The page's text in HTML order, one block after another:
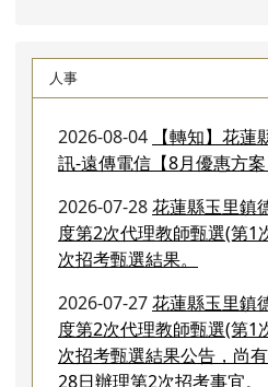
人事
2026-08-04
【轉知】花
訊-遠傳電信【8月優惠方
2026-07-28 花蓮縣玉里鎮
度第2次代理教師甄選(第1
次招考甄選結果。
2026-07-27 花蓮縣玉里鎮
度第2次代理教師甄選(第1
次招考甄選結果公告，尚
28日辦理第2次招考事宜。